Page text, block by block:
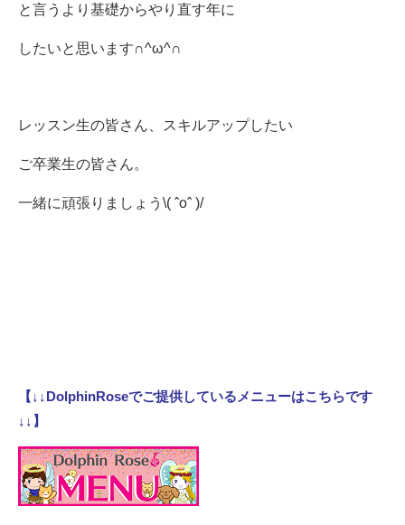
と言うより基礎からやり直す年に
したいと思います∩^ω^∩
レッスン生の皆さん、スキルアップしたい
ご卒業生の皆さん。
一緒に頑張りましょう\( ˆoˆ )/
【↓↓DolphinRoseでご提供しているメニューはこちらです
↓↓】